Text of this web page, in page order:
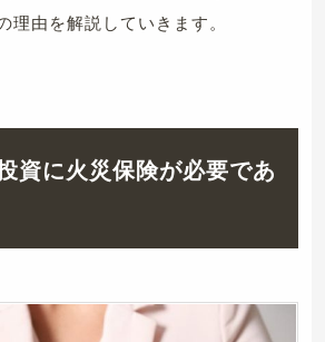
理由を解説していきます。
資に火災保険が必要であ